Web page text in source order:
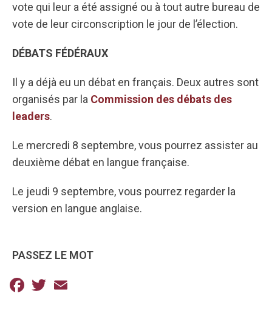
vote qui leur a été assigné ou à tout autre bureau de
vote de leur circonscription le jour de l’élection.
DÉBATS FÉDÉRAUX
Il y a déjà eu un débat en français. Deux autres sont
organisés par la Commission des débats des
leaders.
Le mercredi 8 septembre, vous pourrez assister au
deuxième débat en langue française.
Le jeudi 9 septembre, vous pourrez regarder la
version en langue anglaise.
PASSEZ LE MOT
Facebook
Twitter